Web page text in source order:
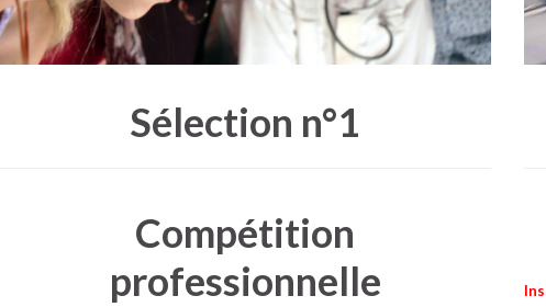
Sélection n°1
Compétition
professionnelle